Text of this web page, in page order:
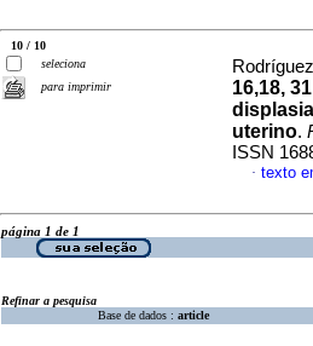
10 / 10
seleciona
para imprimir
16,18,
uterino.
ISSN
· texto
página 1 de 1
Refinar a pesquisa
Base de dados : article